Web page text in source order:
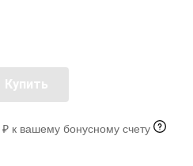
Купить
₽ к вашему бонусному счету